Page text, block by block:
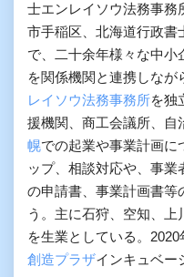
士エンレイソウ法務事
市手稲区、北海道行政書
で、二十余年様々な中
を関係機関と連携しなが
レイソウ法務事務所を独
援機関、商工会議所、自
幌での起業や事業計画に
ップ、相談対応や、事業
の申請書、事業計画書等
う。主に石狩、空知、
を生業としている。2020
創造プラザインキュベー